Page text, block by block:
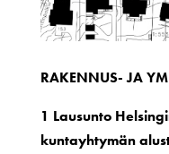
RAKENNUS- JA
1 Lausunto
kuntayhtymän